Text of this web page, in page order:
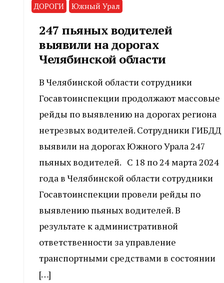
ДОРОГИ Южный Урал
247 пьяных водителей
выявили на дорогах
Челябинской области
В Челябинской области сотрудники
Госавтоинспекции продолжают массовые
рейды по выявлению на дорогах региона
нетрезвых водителей. Сотрудники ГИБДД
выявили на дорогах Южного Урала 247
пьяных водителей. С 18 по 24 марта 2024
года в Челябинской области сотрудники
Госавтоинспекции провели рейды по
выявлению пьяных водителей. В
результате к административной
ответственности за управление
транспортными средствами в состоянии
[…]